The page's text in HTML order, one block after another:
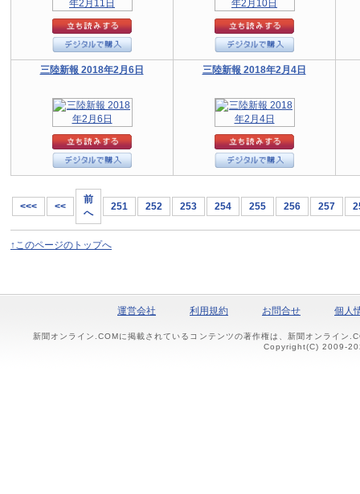
三陸新報 2018年2月6日 三陸新報 2018年2月4日
<<< <<
前
へ
251 252 253 254 255 256 257
↑このページのトップへ
運営会社 利用規約 お問合せ 個人
新聞オンライン.COMに掲載されているコンテンツの著作権は、新聞オンライン
Copyright(C) 2009-